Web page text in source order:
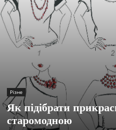
Різне
Як підібрати
старомодною